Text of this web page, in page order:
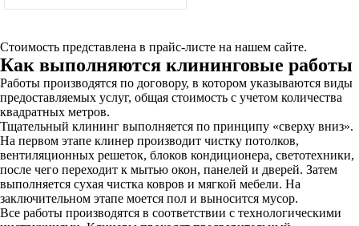
Стоимость представлена в прайс-листе на нашем сайте.
Как выполняются клининговые работы
Работы производятся по договору, в котором указываются виды
предоставляемых услуг, общая стоимость с учетом количества
квадратных метров.
Тщательный клининг выполняется по принципу «сверху вниз».
На первом этапе клинер производит чистку потолков,
вентиляционных решеток, блоков кондиционера, светотехники,
после чего переходит к мытью окон, панелей и дверей. Затем
выполняется сухая чистка ковров и мягкой мебели. На
заключительном этапе моется пол и выносится мусор.
Все работы производятся в соответствии с технологическими